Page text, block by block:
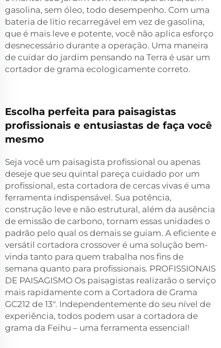
gasolina, sem óleo, todo desempenho. Com uma
bateria de lítio recarregável em vez de gasolina,
que é mais leve e potente, você não aplica esforço
desnecessário durante a operação. Uma maneira
de cuidar do jardim pensando na Terra é usar um
cortador de grama ecologicamente correto.
Escolha perfeita para paisagistas
profissionais e entusiastas de faça você
mesmo
Seja você um paisagista profissional ou apenas
deseje que seu quintal pareça cuidado por um
profissional, esta cortadora de cercas vivas é uma
ferramenta indispensável. Sua potência,
construção leve e não estrutural, além da ausência
de emissão de carbono, tornam essas unidades o
padrão pelo qual os demais se guiam. A eficiente e
versátil cortadora crossover é uma solução bem-
vinda tanto para quem trabalha nos fins de
semana quanto para profissionais. PROFISSIONAIS
DE PAISAGISMO Os paisagistas realizarão o serviço
mais rapidamente com a Cortadora de Grama
GC212 de 13". Independentemente do seu nível de
experiência, todos podem usar a cortadora de
grama da Feihu – uma ferramenta essencial!